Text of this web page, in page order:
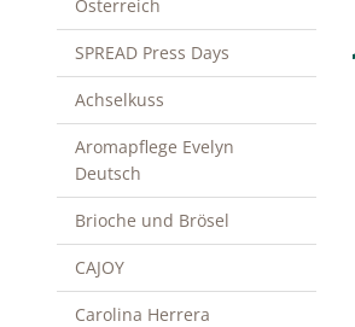
Österreich
SPREAD Press Days
Achselkuss
Aromapflege Evelyn
Deutsch
Brioche und Brösel
CAJOY
Carolina Herrera